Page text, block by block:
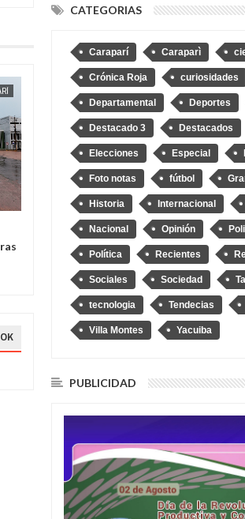
JUN 19,
RECIENTES
Horacio Bass Werner logra
importante donación del BID para
Villa Montes
CATEGORIAS
Caraparí Caraparì
Crónica Roja curiosidades
Departamental Deportes
Destacado 3 Destacados
Elecciones Especial
Foto notas fútbol
Historia Internacional
Nacional Opinión
Política Recientes
Sociales Sociedad
tecnologia Tendecias
Villa Montes Yacuiba
PUBLICIDAD